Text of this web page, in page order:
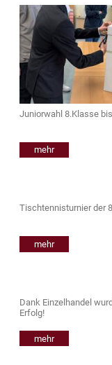
Juniorwahl 8.Klasse
mehr
Tischtennisturnier der
mehr
Dank Einzelhandel
Erfolg!
mehr